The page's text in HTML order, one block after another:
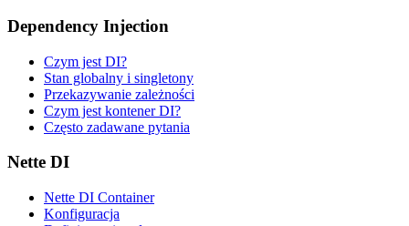
Dependency Injection
Czym jest DI?
Stan globalny i singletony
Przekazywanie zależności
Czym jest kontener DI?
Często zadawane pytania
Nette DI
Nette DI Container
Konfiguracja